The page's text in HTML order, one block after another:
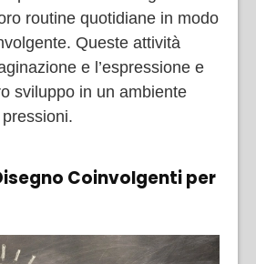
routine quotidiane in modo
Queste attività
e l’espressione e
sviluppo in un ambiente
Coinvolgenti per